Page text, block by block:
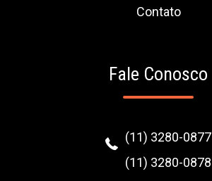
Contato
Fale Conosco
(11) 3280-0877
(11) 3280-0878